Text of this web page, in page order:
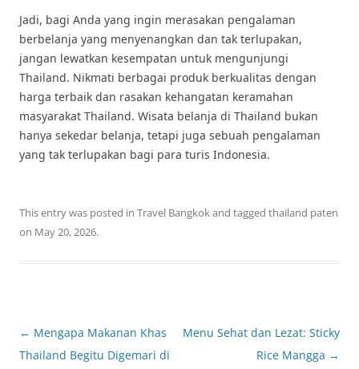
Jadi, bagi Anda yang ingin merasakan pengalaman
berbelanja yang menyenangkan dan tak terlupakan,
jangan lewatkan kesempatan untuk mengunjungi
Thailand. Nikmati berbagai produk berkualitas dengan
harga terbaik dan rasakan kehangatan keramahan
masyarakat Thailand. Wisata belanja di Thailand bukan
hanya sekedar belanja, tetapi juga sebuah pengalaman
yang tak terlupakan bagi para turis Indonesia.
This entry was posted in Travel Bangkokand tagged thailand paten
on May 20, 2026.
Post
navigation
← Mengapa Makanan Khas
Thailand Begitu Digemari di
Menu Sehat dan Lezat: Sticky
Rice Mangga →